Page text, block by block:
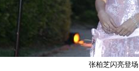
张柏芝闪亮登场